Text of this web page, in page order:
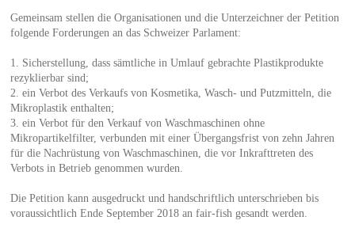
Gemeinsam stellen die Organisationen und die Unterzeichner der Petition
folgende Forderungen an das Schweizer Parlament:
1. Sicherstellung, dass sämtliche in Umlauf gebrachte Plastikprodukte
rezyklierbar sind;
2. ein Verbot des Verkaufs von Kosmetika, Wasch- und Putzmitteln, die
Mikroplastik enthalten;
3. ein Verbot für den Verkauf von Waschmaschinen ohne
Mikropartikelfilter, verbunden mit einer Übergangsfrist von zehn Jahren
für die Nachrüstung von Waschmaschinen, die vor Inkrafttreten des
Verbots in Betrieb genommen wurden.
Die Petition kann ausgedruckt und handschriftlich unterschrieben bis
voraussichtlich Ende September 2018 an fair-fish gesandt werden.